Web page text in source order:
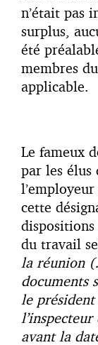
n’était pas
surplus,
été
membres
applicable.
Le fameux
par les élus
cette
dispositions
du travail
la réunion
documents
le
avant la